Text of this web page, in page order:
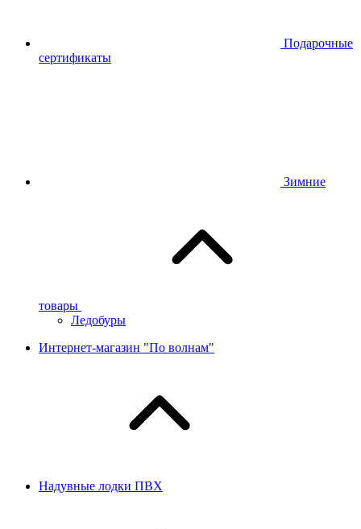
Подарочные
сертификаты
Зимние
товары
Ледобуры
Интернет-магазин "По волнам"
Надувные лодки ПВХ